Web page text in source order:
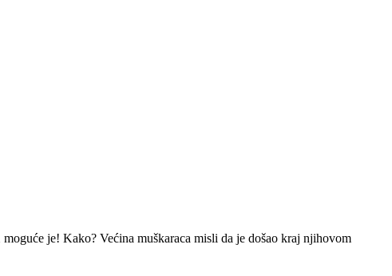
je! Kako? Većina muškaraca misli da je došao kraj njihovom